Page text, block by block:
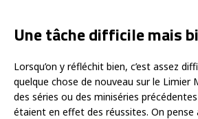
Une tâche difficile mais
Lorsqu’on y réfléchit bien, c’est assez
quelque chose de nouveau sur le Limier
des séries ou des miniséries
étaient en effet des réussites. On pense